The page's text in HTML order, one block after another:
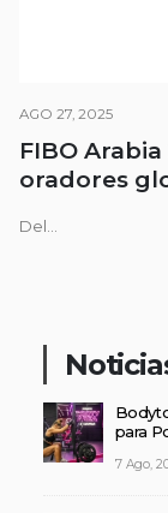
AGO 27, 2025
FIBO
oradores
Del...
para
7 Ago,